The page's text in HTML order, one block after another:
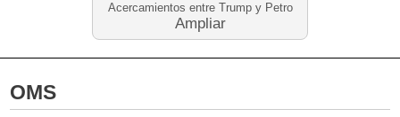
Acercamientos entre Trump y Petro
Ampliar
OMS